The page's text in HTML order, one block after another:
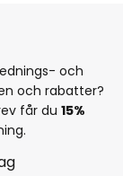
och
och rabatter?
får du 15%